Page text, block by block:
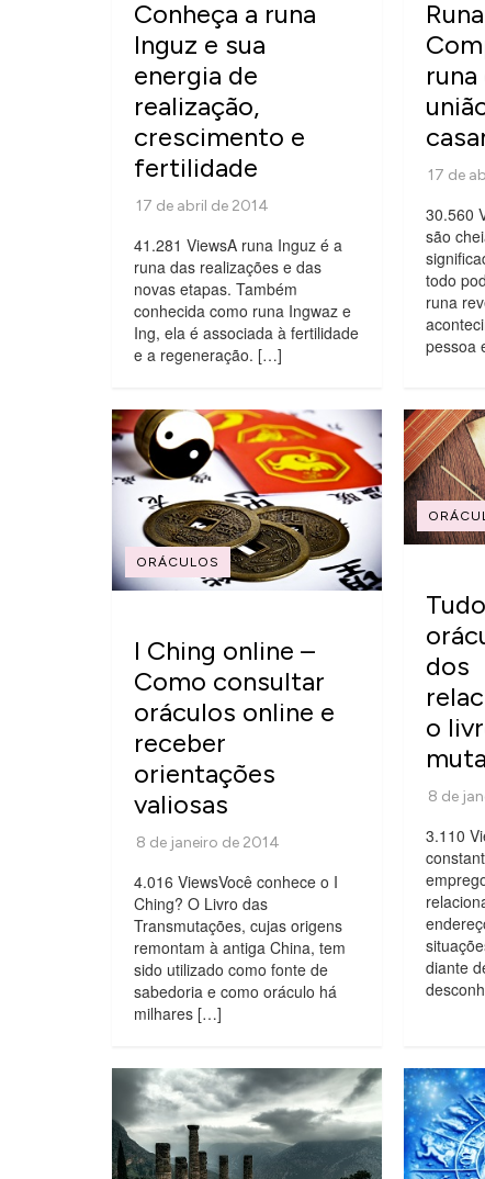
Conheça a runa
Inguz e sua
energia de
realização,
crescimento e
fertilidade
41.281 ViewsA runa Inguz é a
runa das realizações e das
novas etapas. Também
conhecida como runa Ingwaz e
Ing, ela é associada à fertilidade
e a regeneração. […]
30.560
são
todo
runa
pessoa
ORÁCULOS
I Ching online –
Como consultar
oráculos online e
receber
orientações
valiosas
4.016 ViewsVocê conhece o I
Ching? O Livro das
Transmutações, cujas origens
remontam à antiga China, tem
sido utilizado como fonte de
sabedoria e como oráculo há
milhares […]
dos
o
3.110
diante